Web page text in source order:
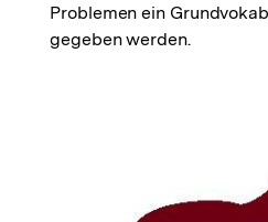
Problemen ein
gegeben werden.